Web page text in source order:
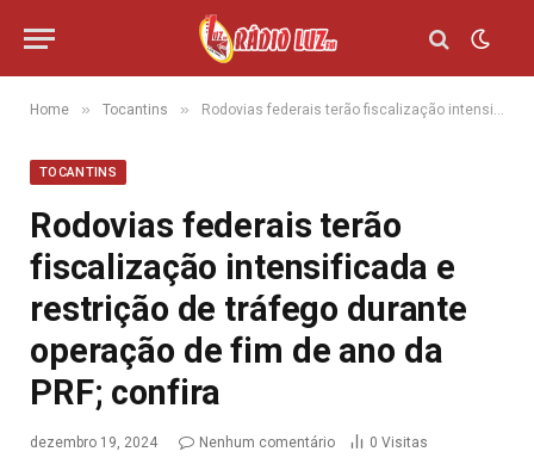
Home » Tocantins » Rodovias federais terão fiscalização intensificada e restrição de tráfego durante operação de fim de ano da PRF; confira
TOCANTINS
Rodovias federais terão
fiscalização intensificada e
restrição de tráfego durante
operação de fim de ano da
PRF; confira
dezembro 19, 2024 Nenhum comentário 0 Visitas